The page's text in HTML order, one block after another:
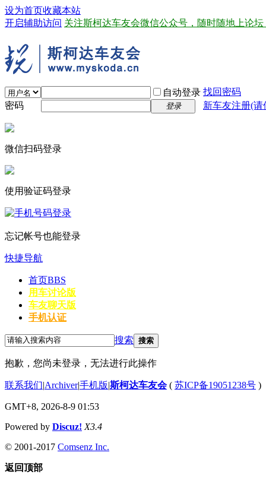
设为首页收藏本站
开启辅助访问 关注斯柯达车友会微信公众号，随时随地上论坛
自动登录 找回密码
密码
登录 新车友注册(请
微信扫码登录
使用验证码登录
忘记帐号也能登录
快捷导航
首页BBS
用车讨论版
车友聊天版
手机认证
搜索 搜索
抱歉，您尚未登录，无法进行此操作
联系我们|Archiver|手机版|斯柯达车友会( 苏ICP备19051238号 )
GMT+8, 2026-8-9 01:53
Powered by Discuz! X3.4
© 2001-2017 Comsenz Inc.
返回顶部